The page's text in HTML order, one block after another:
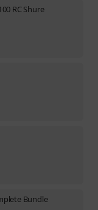
RC Shure
Bundle